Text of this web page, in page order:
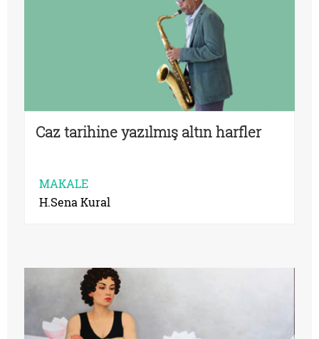
Caz tarihine yazılmış altın harfler
MAKALE
H.Sena Kural